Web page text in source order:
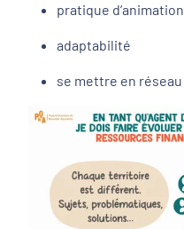
pratique d’animation
adaptabilité
se mettre en réseau